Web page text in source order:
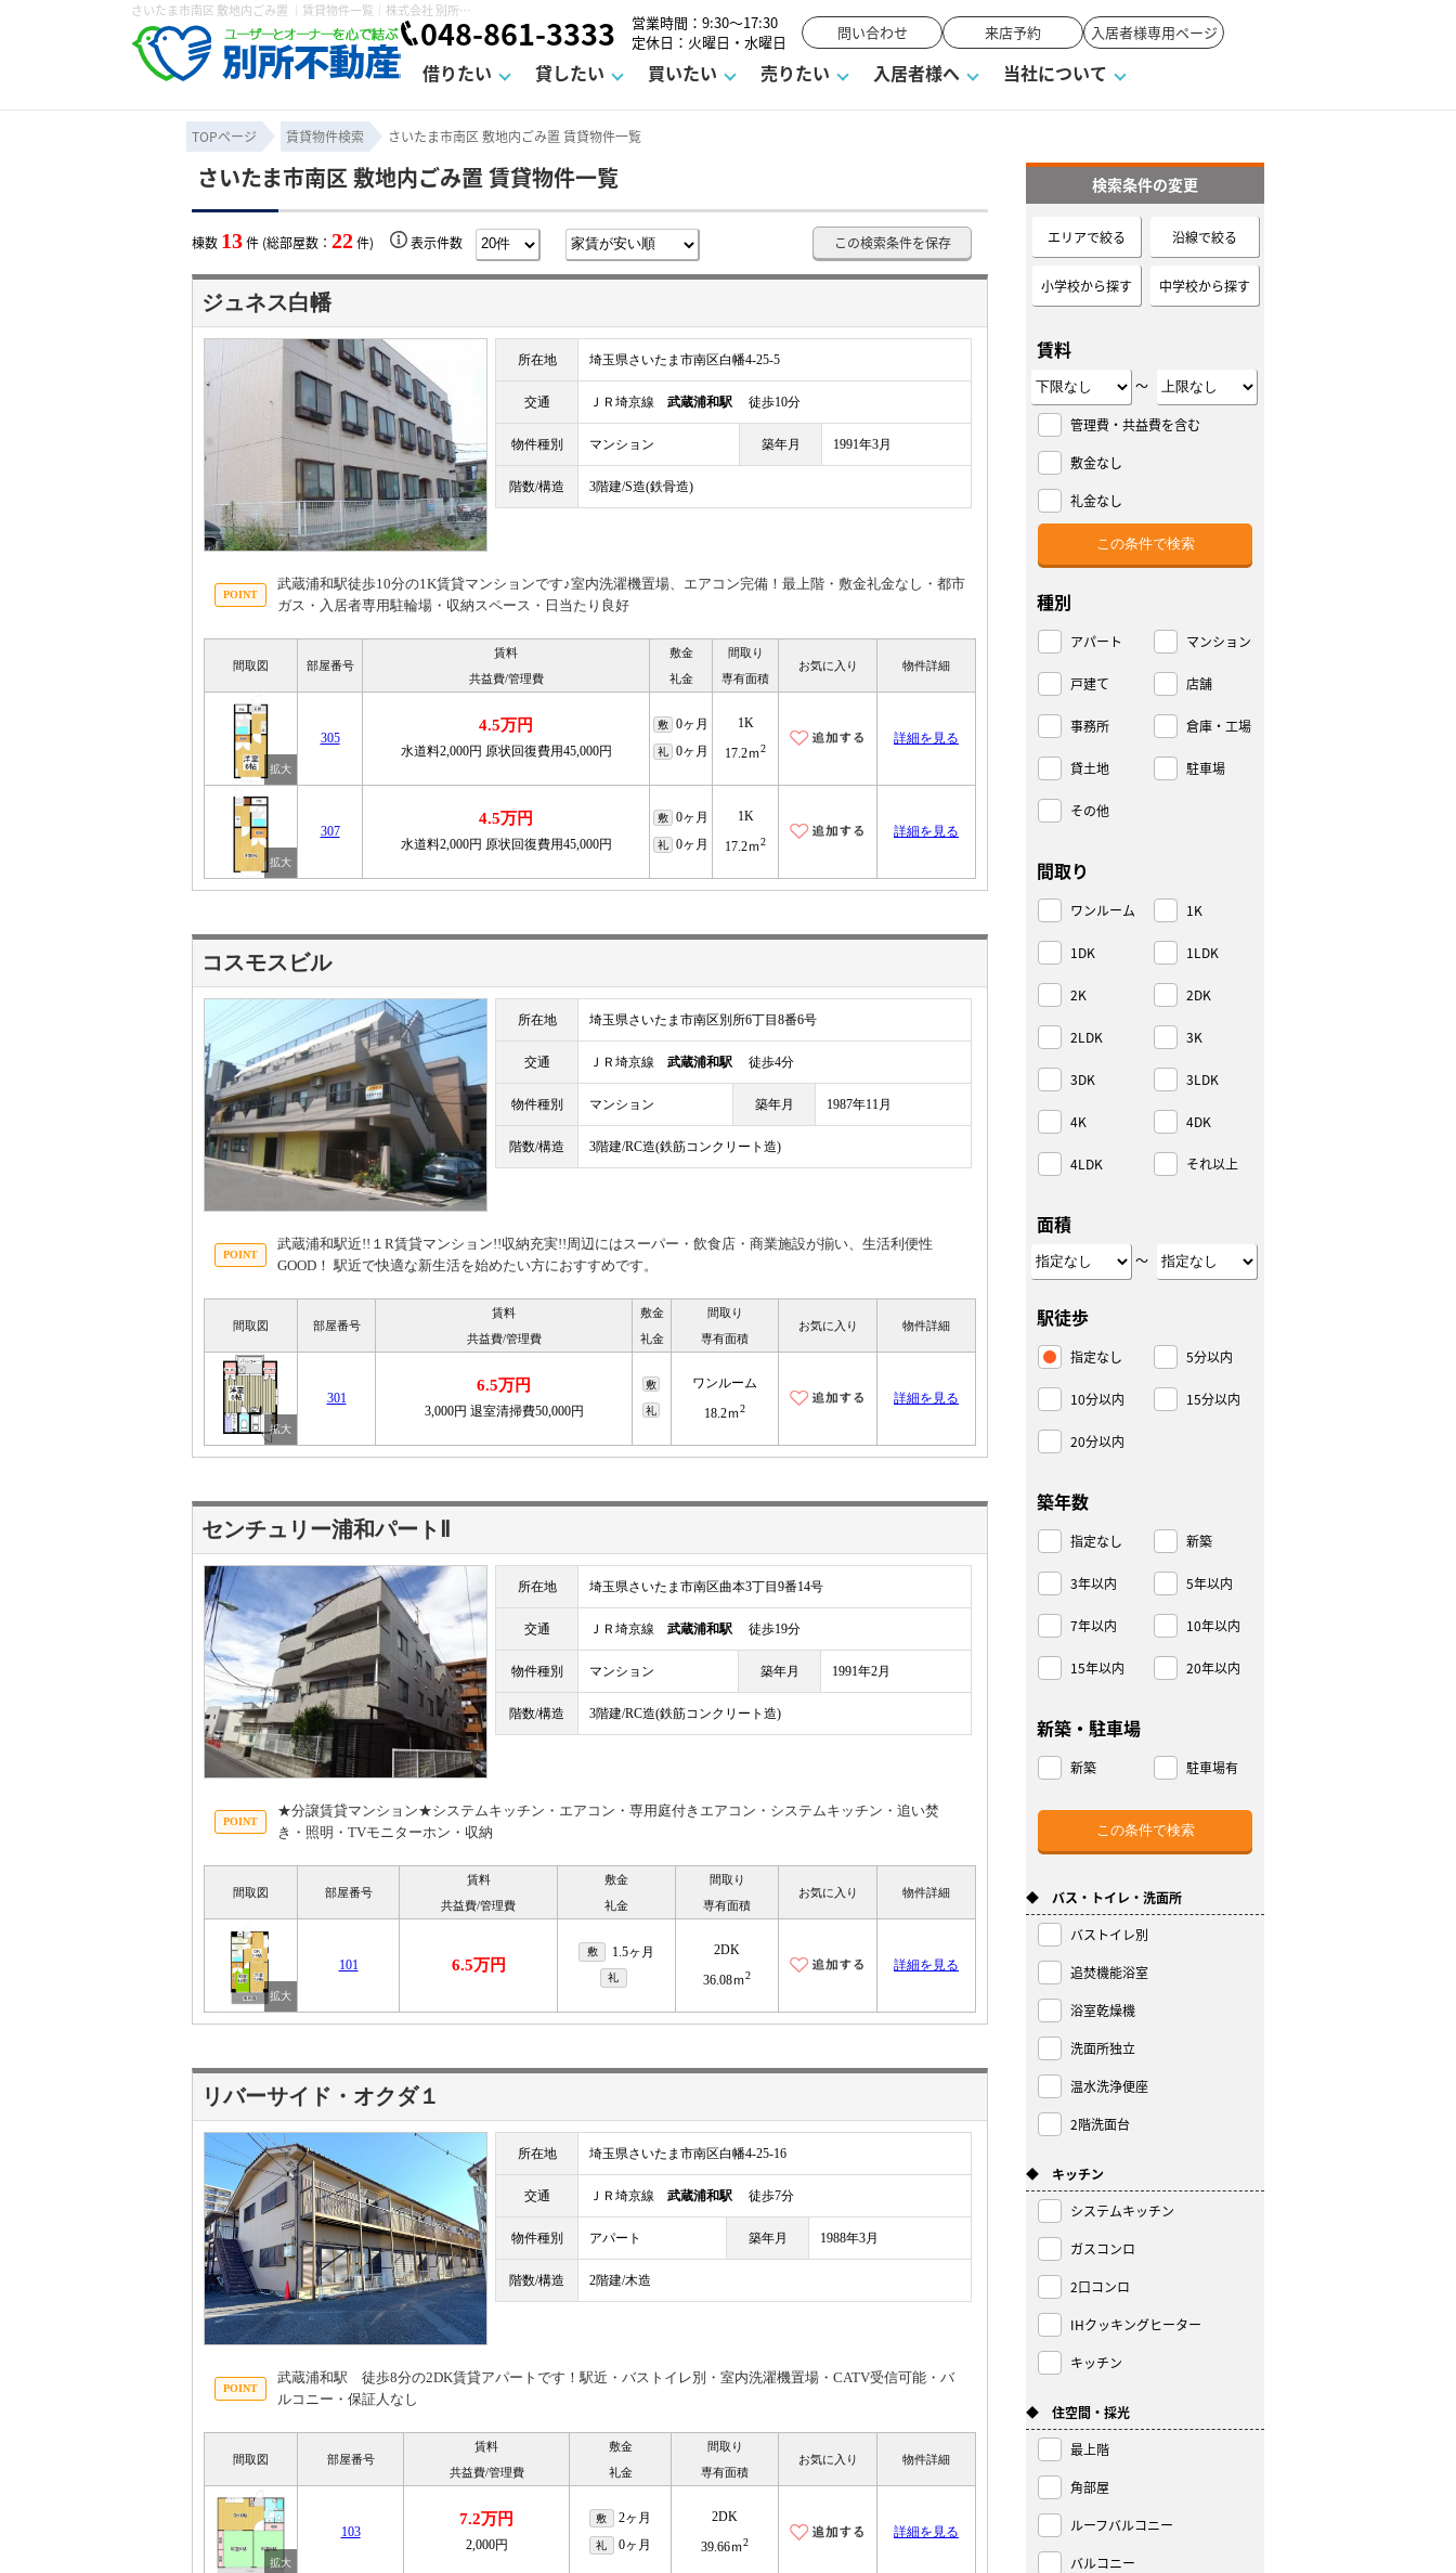
さいたま市南区 敷地内ごみ置 ｜賃貸物件一覧｜株式会社 別所不動産
048-861-3333
営業時間：9:30～17:30
定休日：火曜日・水曜日
問い合わせ 来店予約 入居者様専用ページ
借りたい
条件から探す 学区から探す 町名から探す 駐車場を探す お気に入り一覧 物件閲覧履歴
保存した検索条件 賃貸契約までの流れ よくある質問 不動産用語・賃貸用語集
貸したい
賃貸管理について 賃貸経営塾 賃貸Q&A 空室対策 業界ニュース
オーナー座談会 賃貸法律相談室
買いたい
売買物件一覧 購入時の諸費用 購入までの流れ よくある質問 マンションVS戸建て 賃貸vs持ち家
売りたい
不動産売却について 住み替え 借地底地 相続 仲介手数料について
媒介契約の種類 諸費用 仲介と買取の違い 必要な書類 売却の流れ 高く売るポイント
よくある質問
入居者様へ
入居者様専用ページ 退去申請フォーム 駐車場解約フォーム
当社について
会社概要 スタッフ紹介 お知らせ お客様の声 街紹介 お問い合わせ 来店予約
個人情報の取り扱い カスタマーハラスメントに対する基本方針
TOPページ 賃貸物件検索 さいたま市南区 敷地内ごみ置 賃貸物件一覧
さいたま市南区 敷地内ごみ置 賃貸物件一覧
棟数 13件 (総部屋数： 22件) 表示件数 この検索条件を保存
ジュネス白幡
所在地 埼玉県さいたま市南区白幡4-25-5
交通 ＪＲ埼京線 武蔵浦和駅 徒歩10分
物件種別 マンション 築年月 1991年3月
階数/構造 3階建/S造(鉄骨造)
武蔵浦和駅徒歩10分の1K賃貸マンションです♪室内洗濯機置場、エアコン完備！最上階・敷金礼金なし・都市
ガス・入居者専用駐輪場・収納スペース・日当たり良好
間取図 部屋番号
賃料
共益費/管理費
敷金
礼金
間取り
専有面積
お気に入り 物件詳細
305
4.5万円
水道料2,000円 原状回復費用45,000円
敷 0ヶ月
礼 0ヶ月
1K
17.2ｍ2
詳細を見る
307
4.5万円
水道料2,000円 原状回復費用45,000円
敷 0ヶ月
礼 0ヶ月
1K
17.2ｍ2
詳細を見る
コスモスビル
所在地 埼玉県さいたま市南区別所6丁目8番6号
交通 ＪＲ埼京線 武蔵浦和駅 徒歩4分
物件種別 マンション 築年月 1987年11月
階数/構造 3階建/RC造(鉄筋コンクリート造)
武蔵浦和駅近!!１R賃貸マンション!!収納充実!!周辺にはスーパー・飲食店・商業施設が揃い、生活利便性
GOOD！ 駅近で快適な新生活を始めたい方におすすめです。
間取図 部屋番号
賃料
共益費/管理費
敷金
礼金
間取り
専有面積
お気に入り 物件詳細
301
6.5万円
3,000円 退室清掃費50,000円
敷
礼
ワンルーム
18.2ｍ2
詳細を見る
センチュリー浦和パートⅡ
所在地 埼玉県さいたま市南区曲本3丁目9番14号
交通 ＪＲ埼京線 武蔵浦和駅 徒歩19分
物件種別 マンション 築年月 1991年2月
階数/構造 3階建/RC造(鉄筋コンクリート造)
★分譲賃貸マンション★システムキッチン・エアコン・専用庭付きエアコン・システムキッチン・追い焚
き・照明・TVモニターホン・収納
間取図 部屋番号
賃料
共益費/管理費
敷金
礼金
間取り
専有面積
お気に入り 物件詳細
101 6.5万円
敷 1.5ヶ月
礼
2DK
36.08ｍ2
詳細を見る
リバーサイド・オクダ１
所在地 埼玉県さいたま市南区白幡4-25-16
交通 ＪＲ埼京線 武蔵浦和駅 徒歩7分
物件種別 アパート 築年月 1988年3月
階数/構造 2階建/木造
武蔵浦和駅 徒歩8分の2DK賃貸アパートです！駅近・バストイレ別・室内洗濯機置場・CATV受信可能・バ
ルコニー・保証人なし
間取図 部屋番号
賃料
共益費/管理費
敷金
礼金
間取り
専有面積
お気に入り 物件詳細
103
7.2万円
2,000円
敷 2ヶ月
礼 0ヶ月
2DK
39.66ｍ2
詳細を見る
検索条件の変更
エリアで絞る 沿線で絞る
小学校から探す 中学校から探す
賃料
～
管理費・共益費を含む
敷金なし
礼金なし
種別
アパート マンション
戸建て 店舗
事務所 倉庫・工場
貸土地 駐車場
その他
間取り
ワンルーム 1K
1DK 1LDK
2K 2DK
2LDK 3K
3DK 3LDK
4K 4DK
4LDK それ以上
面積
～
駅徒歩
指定なし 5分以内
10分以内 15分以内
20分以内
築年数
指定なし 新築
3年以内 5年以内
7年以内 10年以内
15年以内 20年以内
新築・駐車場
新築 駐車場有
◆ バス・トイレ・洗面所
バストイレ別
追焚機能浴室
浴室乾燥機
洗面所独立
温水洗浄便座
2階洗面台
◆ キッチン
システムキッチン
ガスコンロ
2口コンロ
IHクッキングヒーター
キッチン
◆ 住空間・採光
最上階
角部屋
ルーフバルコニー
バルコニー